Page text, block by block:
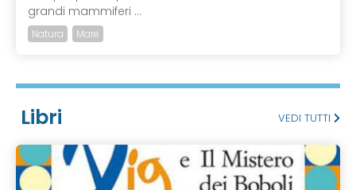
grandi mammiferi ...
Natura Mare
Libri VEDI TUTTI